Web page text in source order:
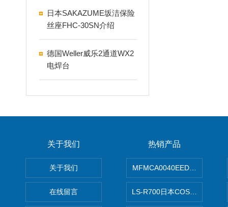
日本SAKAZUME坂洁保险
丝座FHC-30SN介绍
德国Weller威乐2通道WX2
电焊台
关于我们
关于我们
在线留言
热销产品
MFMCA0040EED-H日本
LS-R700日本COSMO科斯莫